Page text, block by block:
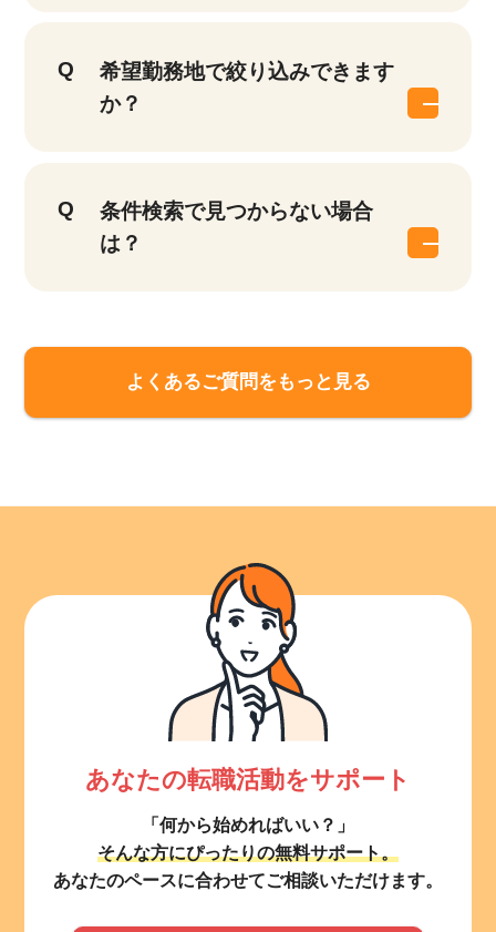
希望勤務地で絞り込みできます
か？
条件検索で見つからない場合
は？
よくあるご質問をもっと見る
あなたの転職活動をサポート
「何から始めればいい？」
そんな方にぴったりの無料サポート。
あなたのペースに合わせてご相談いただけます。
該当件数
他の条件を選択